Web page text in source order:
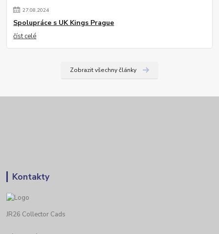
27.08.2024
Spolupráce s UK Kings Prague
číst celé
Zobrazit všechny články
Kontakty
JR26 Collector Cads